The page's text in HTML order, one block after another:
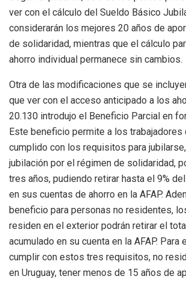
ver con el cálculo del Sueldo Básico
considerarán los mejores 20 años de
de solidaridad, mientras que el cálculo
ahorro individual permanece sin cambios.
Otra de las modificaciones que se
que ver con el acceso anticipado a los
20.130 introdujo el Beneficio Parcial en
Este beneficio permite a los trabajadores
cumplido con los requisitos para
jubilación por el régimen de solidaridad,
tres años, pudiendo retirar hasta el 9%
en sus cuentas de ahorro en la AFAP.
beneficio para personas no residentes,
residen en el exterior podrán retirar el
acumulado en su cuenta en la AFAP. Para
cumplir con estos tres requisitos, no
en Uruguay, tener menos de 15 años de